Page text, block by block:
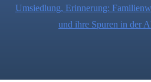
Umsiedlung, Erinnerung:
und ihre Spuren in der